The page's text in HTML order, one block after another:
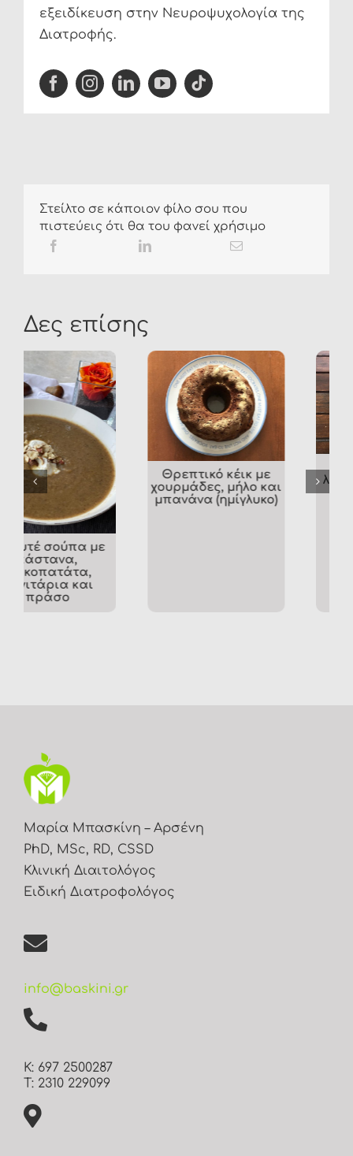
εξειδίκευση στην Νευροψυχολογία της
Διατροφής.
Στείλτο σε κάποιον φίλο σου που
πιστεύεις ότι θα του φανεί χρήσιμο
Δες επίσης
Θρεπτικό κέικ με
χουρμάδες, μήλο και
μπανάνα (ημίγλυκο)
Ομελέτα με
λιγότερες θερμίδες
Μαρία Μπασκίνη – Αρσένη
PhD, MSc, RD, CSSD
Κλινική Διαιτολόγος
Ειδική Διατροφολόγος
info@baskini.gr
Κ: 697 2500287
Τ: 2310 229099